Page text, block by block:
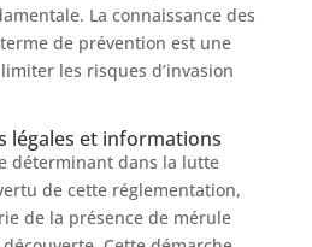
La connaissance des
de prévention est une
les risques d’invasion
légales et informations
déterminant dans la lutte
de cette réglementation,
de la présence de mérule